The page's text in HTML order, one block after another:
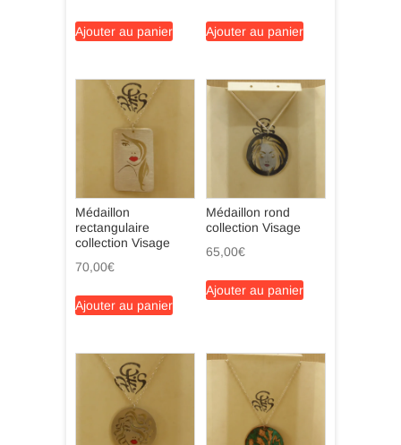
Ajouter au panier Ajouter au panier
Médaillon
rectangulaire
collection Visage
70,00€
Ajouter au panier
Médaillon rond
collection Visage
65,00€
Ajouter au panier